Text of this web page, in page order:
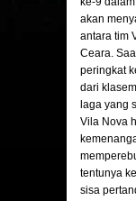
akan
antara tim
Ceara.
peringkat
dari
laga yang
Vila Nova
tentunya
sisa